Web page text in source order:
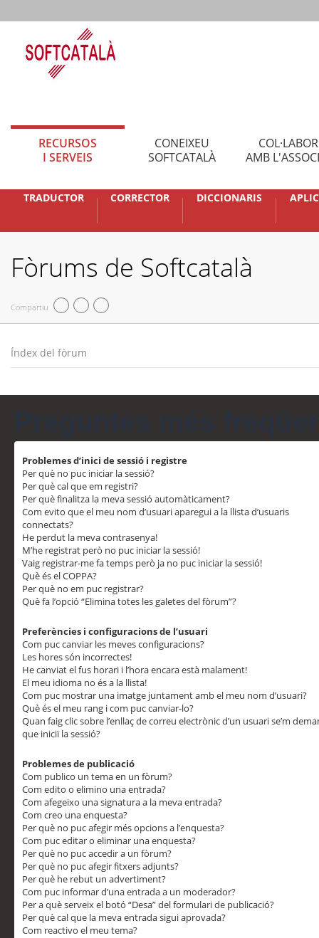
RECURSOS
I SERVEIS
CONEIXEU
SOFTCATALÀ
AMB
TRADUCTOR CORRECTOR DICCIONARIS
Fòrums de Softcatalà
Compartiu
Índex del fòrum
Problemes d’inici de sessió i registre
Per què no puc iniciar la sessió?
Per què cal que em registri?
Per què finalitza la meva sessió automàticament?
Com evito que el meu nom d’usuari aparegui a la llista d’usuaris
connectats?
He perdut la meva contrasenya!
M’he registrat però no puc iniciar la sessió!
Vaig registrar-me fa temps però ja no puc iniciar la sessió!
Què és el COPPA?
Per què no em puc registrar?
Què fa l’opció “Elimina totes les galetes del fòrum”?
Preferències i configuracions de l’usuari
Com puc canviar les meves configuracions?
Les hores són incorrectes!
He canviat el fus horari i l’hora encara està malament!
El meu idioma no és a la llista!
Com puc mostrar una imatge juntament amb el meu nom d’usuari?
Què és el meu rang i com puc canviar-lo?
Quan faig clic sobre l’enllaç de correu electrònic d’un usuari se’m
que iniciï la sessió?
Problemes de publicació
Com publico un tema en un fòrum?
Com edito o elimino una entrada?
Com afegeixo una signatura a la meva entrada?
Com creo una enquesta?
Per què no puc afegir més opcions a l’enquesta?
Com puc editar o eliminar una enquesta?
Per què no puc accedir a un fòrum?
Per què no puc afegir fitxers adjunts?
Per què he rebut un advertiment?
Com puc informar d’una entrada a un moderador?
Per a què serveix el botó “Desa” del formulari de publicació?
Per què cal que la meva entrada sigui aprovada?
Com reactivo el meu tema?